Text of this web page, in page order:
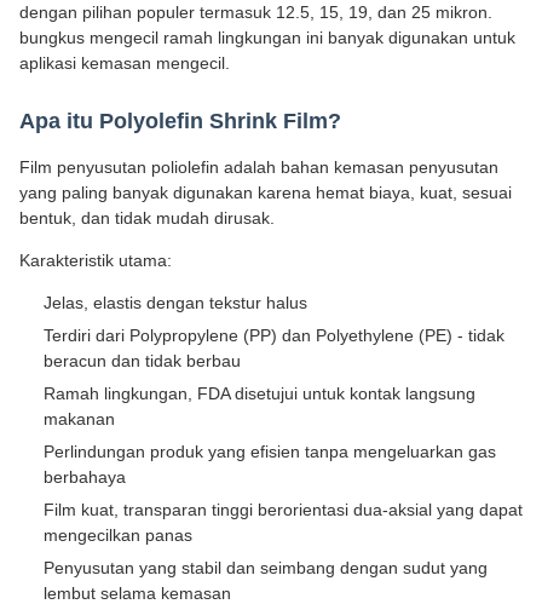
dengan pilihan populer termasuk 12.5, 15, 19, dan 25 mikron.
bungkus mengecil ramah lingkungan ini banyak digunakan untuk
aplikasi kemasan mengecil.
Apa itu Polyolefin Shrink Film?
Film penyusutan poliolefin adalah bahan kemasan penyusutan
yang paling banyak digunakan karena hemat biaya, kuat, sesuai
bentuk, dan tidak mudah dirusak.
Karakteristik utama:
Jelas, elastis dengan tekstur halus
Terdiri dari Polypropylene (PP) dan Polyethylene (PE) - tidak
beracun dan tidak berbau
Ramah lingkungan, FDA disetujui untuk kontak langsung
makanan
Perlindungan produk yang efisien tanpa mengeluarkan gas
berbahaya
Film kuat, transparan tinggi berorientasi dua-aksial yang dapat
mengecilkan panas
Penyusutan yang stabil dan seimbang dengan sudut yang
lembut selama kemasan